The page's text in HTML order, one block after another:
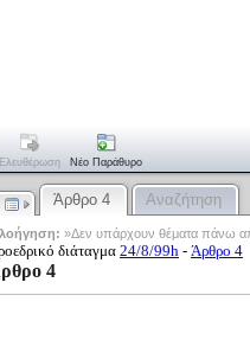
Ελευθέρωση Νέο Παράθυρο
Άρθρο 4 Αναζήτηση